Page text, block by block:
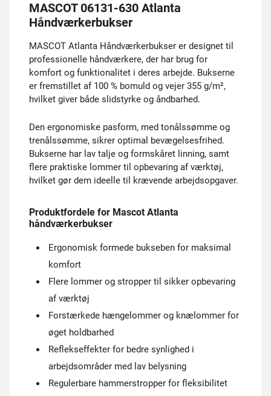
MASCOT 06131-630 Atlanta
Håndværkerbukser
MASCOT Atlanta Håndværkerbukser er designet til
professionelle håndværkere, der har brug for
komfort og funktionalitet i deres arbejde. Bukserne
er fremstillet af 100 % bomuld og vejer 355 g/m²,
hvilket giver både slidstyrke og åndbarhed.
Den ergonomiske pasform, med tonålssømme og
trenålssømme, sikrer optimal bevægelsesfrihed.
Bukserne har lav talje og formskåret linning, samt
flere praktiske lommer til opbevaring af værktøj,
hvilket gør dem ideelle til krævende arbejdsopgaver.
Produktfordele for Mascot Atlanta
håndværkerbukser
Ergonomisk formede bukseben for maksimal
komfort
Flere lommer og stropper til sikker opbevaring
af værktøj
Forstærkede hængelommer og knælommer for
øget holdbarhed
Reflekseffekter for bedre synlighed i
arbejdsområder med lav belysning
Regulerbare hammerstropper for fleksibilitet